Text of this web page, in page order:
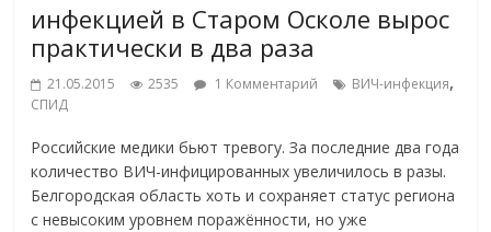
инфекцией в Старом Осколе вырос
практически в два раза
21.05.2015 2535 1 Комментарий ВИЧ-инфекция,
СПИД
Российские медики бьют тревогу. За последние два года
количество ВИЧ-инфицированных увеличилось в разы.
Белгородская область хоть и сохраняет статус региона
с невысоким уровнем поражённости, но уже